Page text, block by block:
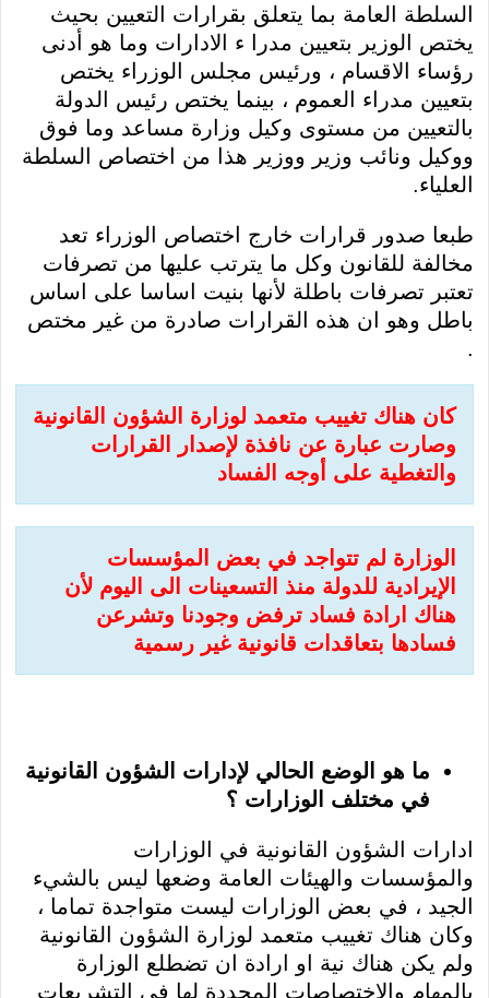
السلطة العامة بما يتعلق بقرارات التعيين بحيث
يختص الوزير بتعيين مدرا ء الادارات وما هو أدنى
رؤساء الاقسام ، ورئيس مجلس الوزراء يختص
بتعيين مدراء العموم ، بينما يختص رئيس الدولة
بالتعيين من مستوى وكيل وزارة مساعد وما فوق
ووكيل ونائب وزير ووزير هذا من اختصاص السلطة
العلياء.
طبعا صدور قرارات خارج اختصاص الوزراء تعد
مخالفة للقانون وكل ما يترتب عليها من تصرفات
تعتبر تصرفات باطلة لأنها بنيت اساسا على اساس
باطل وهو ان هذه القرارات صادرة من غير مختص
.
كان هناك تغييب متعمد لوزارة الشؤون القانونية
وصارت عبارة عن نافذة لإصدار القرارات
والتغطية على أوجه الفساد
الوزارة لم تتواجد في بعض المؤسسات
الإيرادية للدولة منذ التسعينات الى اليوم لأن
هناك ارادة فساد ترفض وجودنا وتشرعن
فسادها بتعاقدات قانونية غير رسمية
ما هو الوضع الحالي لإدارات الشؤون القانونية
في مختلف الوزارات ؟
ادارات الشؤون القانونية في الوزارات
والمؤسسات والهيئات العامة وضعها ليس بالشيء
الجيد ، في بعض الوزارات ليست متواجدة تماما ،
وكان هناك تغييب متعمد لوزارة الشؤون القانونية
ولم يكن هناك نية او ارادة ان تضطلع الوزارة
بالمهام والاختصاصات المحددة لها في التشريعات